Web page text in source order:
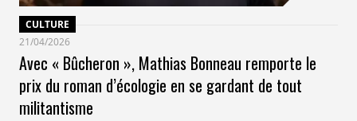
CULTURE
21/04/2026
Avec « Bûcheron », Mathias Bonneau remporte le
prix du roman d’écologie en se gardant de tout
militantisme